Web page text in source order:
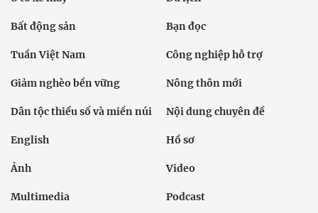
Bất động sản Bạn đọc
Tuần Việt Nam Công nghiệp hỗ trợ
Giảm nghèo bền vững Nông thôn mới
Dân tộc thiểu số và miền núi Nội dung chuyên đề
English Hồ sơ
Ảnh Video
Multimedia Podcast